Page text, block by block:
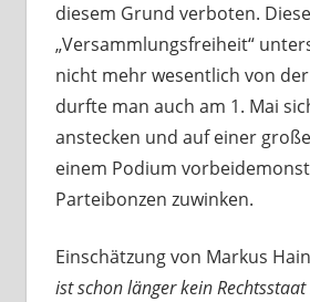
diesem Grund verboten. Diese
„Versammlungsfreiheit“
nicht mehr wesentlich von
durfte man auch am 1. Mai
anstecken und auf einer
einem Podium
Parteibonzen zuwinken.
Einschätzung von Markus
ist schon länger kein Rechtsstaat